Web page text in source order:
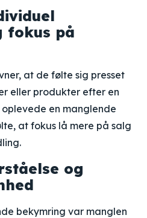
fokus på
at de følte sig presset
eller produkter efter en
en manglende
at fokus lå mere på salg
og
bekymring var manglen